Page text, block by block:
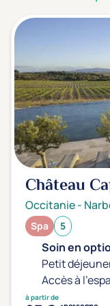
D'après notre
Parfait: 4.5+
Excellent: 4+
Très bien: 3.5+
Envie de
Bord de mer
Ville
Montagne
Campagne
Château
Occitanie-
Spa 5
Soin en
Petit
Accès à
à partir de